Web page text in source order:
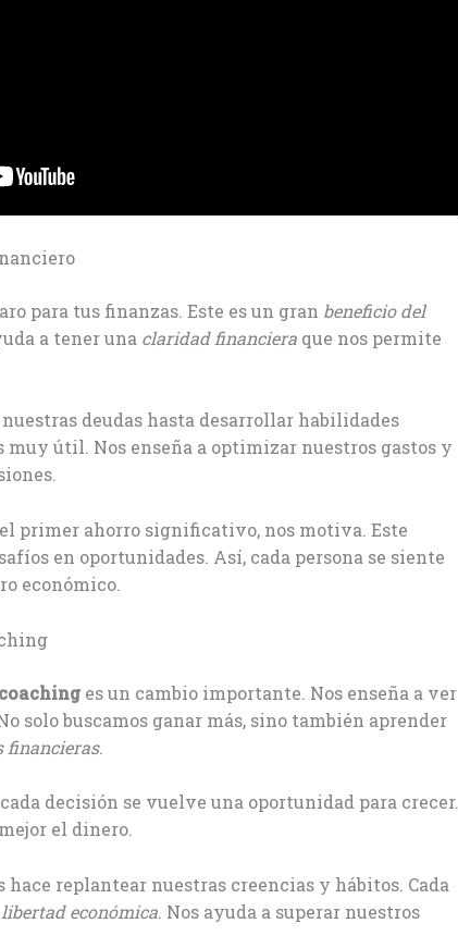
para tus finanzas. Este es un gran beneficio del
a tener una claridad financiera que nos permite
deudas hasta desarrollar habilidades
muy útil. Nos enseña a optimizar nuestros gastos y
el primer ahorro significativo, nos motiva. Este
en oportunidades. Así, cada persona se siente
económico.
es un cambio importante. Nos enseña a ver
solo buscamos ganar más, sino también aprender
financieras.
decisión se vuelve una oportunidad para crecer.
el dinero.
replantear nuestras creencias y hábitos. Cada
libertad económica. Nos ayuda a superar nuestros